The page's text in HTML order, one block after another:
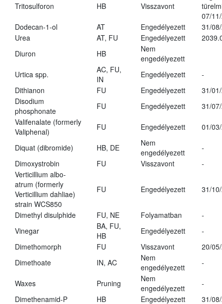
Tritosulforon HB Visszavont
07/
Dodecan-1-ol
AT Engedélyezett
31/
Urea
AT, FU Engedélyezett
Diuron
HB
Nem
engedélyezett
Urtica spp.
AC, FU,
IN
Engedélyezett
-
Dithianon
FU Engedélyezett
31/
Disodium
phosphonate
FU Engedélyezett
31/
Valifenalate (formerly
Valiphenal)
FU Engedélyezett 01/
Diquat (dibromide) HB, DE
Nem
engedélyezett
-
Dimoxystrobin
FU Visszavont
-
Verticillium albo-
atrum (formerly
Verticillium dahliae)
strain WCS850
FU Engedélyezett 31/
Dimethyl disulphide FU, NE Folyamatban
-
Vinegar
BA, FU,
HB
Engedélyezett
-
Dimethomorph
FU Visszavont
20/
Dimethoate
IN, AC
Nem
engedélyezett
-
Waxes Pruning
Nem
engedélyezett
-
Dimethenamid-P
HB Engedélyezett
31/